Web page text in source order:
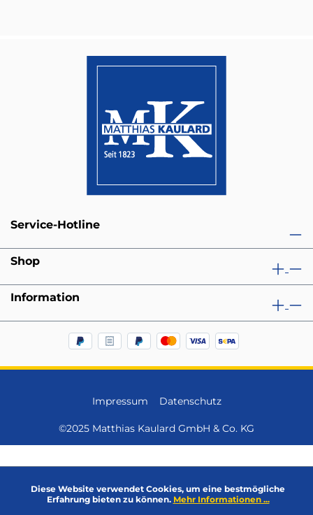
Service-Hotline
Shop
Information
Impressum Datenschutz
©2025 Matthias Kaulard GmbH & Co. KG
Diese Website verwendet Cookies, um eine bestmögliche
Erfahrung bieten zu können. Mehr Informationen ...